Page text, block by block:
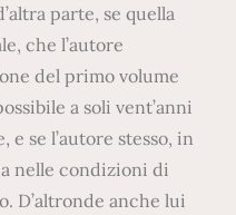
parte, se quella
che l’autore
del primo volume
a soli vent’anni
se l’autore stesso, in
nelle condizioni di
D’altronde anche lui